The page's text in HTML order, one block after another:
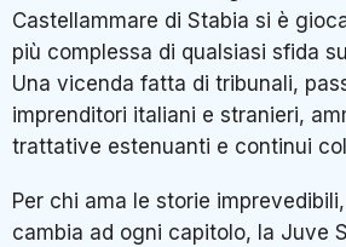
Castellammare di Stabia si è
più complessa di qualsiasi sfida
Una vicenda fatta di tribunali,
imprenditori italiani e stranieri,
trattative estenuanti e continui
Per chi ama le storie
cambia ad ogni capitolo, la Juve